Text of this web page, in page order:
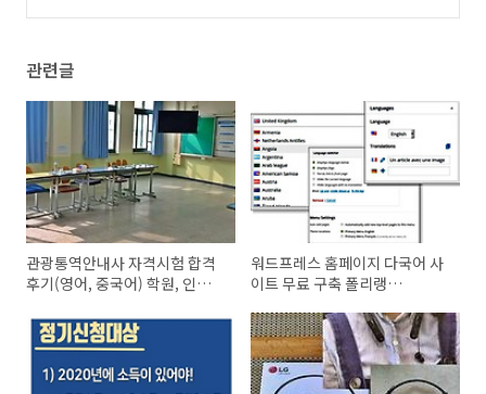
관련글
관광통역안내사 자격시험 합격
후기(영어, 중국어) 학원, 인강,
워드프레스 홈페이지 다국어 사
이트 무료 구축 폴리랭